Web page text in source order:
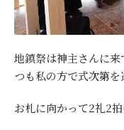
地鎮祭は神主さんに
つも私の方で式次第を
お札に向かって2礼2拍